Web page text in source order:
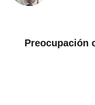
Preocupación